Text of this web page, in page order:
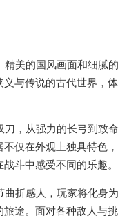
精美的国风画面和细腻的
义与传说的古代世界，体
刀，从强力的长弓到致命
仅在外观上独具特色，
斗中感受不同的乐趣。
曲折感人，玩家将化身为
途。面对各种敌人与挑